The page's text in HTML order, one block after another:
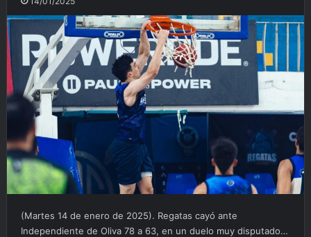
(Martes 14 de enero de 2025). Regatas cayó ante
Independiente de Oliva 78 a 63, en un duelo muy disputado…